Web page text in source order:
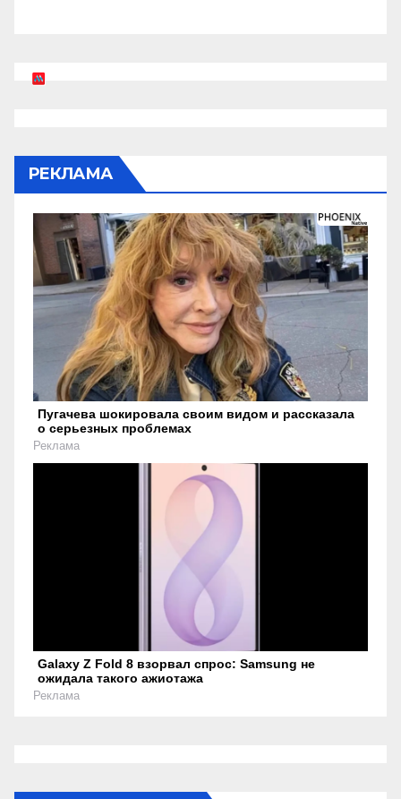
РЕКЛАМА
Пугачева шокировала своим видом и рассказала
о серьезных проблемах
Реклама
Galaxy Z Fold 8 взорвал спрос: Samsung не
ожидала такого ажиотажа
Реклама